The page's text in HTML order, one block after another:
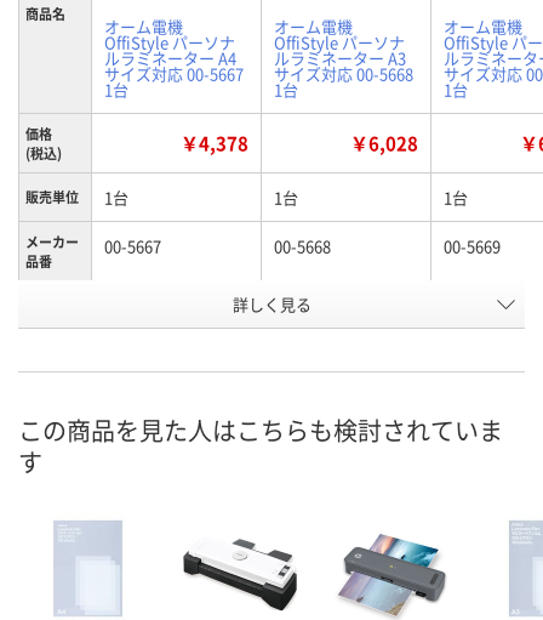
商品名
オーム電機
OffiStyle パーソナ
ルラミネーター A4
サイズ対応 00-5667
1台
オーム電機
OffiStyle パーソナ
ルラミネーター A3
サイズ対応 00-5668
1台
オーム電機
OffiStyle パ
ルラミネータ
サイズ対応
1台
価格
(税込)
￥4,378 ￥6,028
販売単位 1台 1台 1台
メーカー
品番
00-5667 00-5668 00-5669
UA09368 UA09370
8月11日（火）
カゴへ
詳しく見る
この商品を見た人はこちらも検討されていま
す